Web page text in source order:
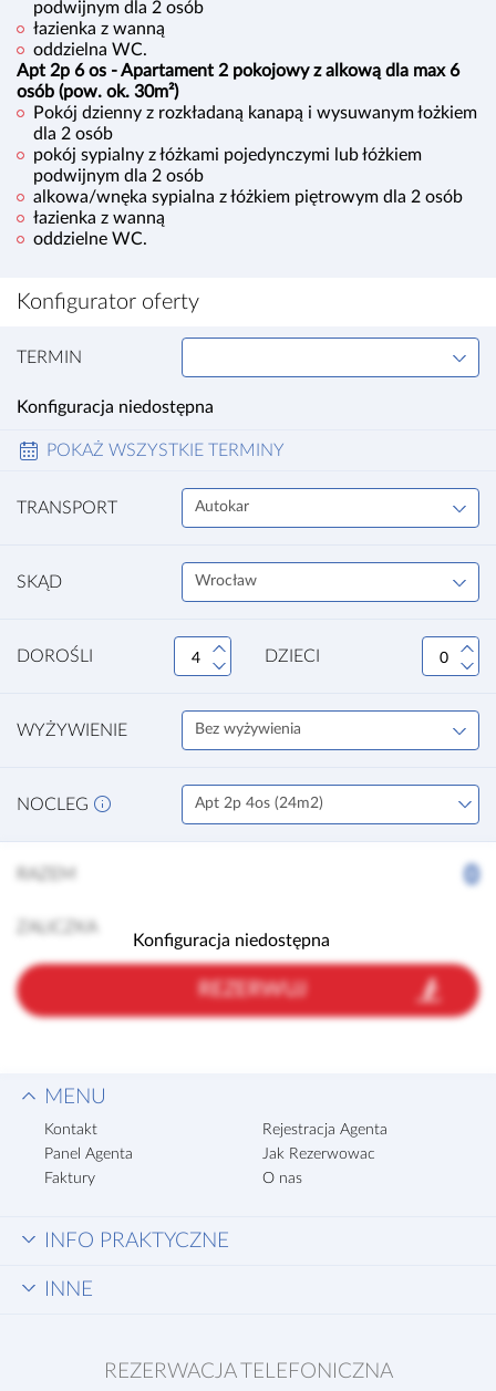
podwijnym dla 2 osób
łazienka z wanną
oddzielna WC.
Apt 2p 6 os - Apartament 2 pokojowy z alkową dla max 6
osób (pow. ok. 30m²)
Pokój dzienny z rozkładaną kanapą i wysuwanym łożkiem
dla 2 osób
pokój sypialny z łóżkami pojedynczymi lub łóżkiem
podwijnym dla 2 osób
alkowa/wnęka sypialna z łóżkiem piętrowym dla 2 osób
łazienka z wanną
oddzielne WC.
Konfigurator oferty
TERMIN
Konfiguracja niedostępna
POKAŻ WSZYSTKIE TERMINY
TRANSPORT Autokar
SKĄD Wrocław
DOROŚLI DZIECI
WYŻYWIENIE Bez wyżywienia
NOCLEG Apt 2p 4os (24m2)
Konfiguracja niedostępna
0
REZERWUJ
MENU
Kontakt
Rejestracja Agenta
Panel Agenta
Jak Rezerwowac
Faktury
O nas
INFO PRAKTYCZNE
INNE
REZERWACJA TELEFONICZNA